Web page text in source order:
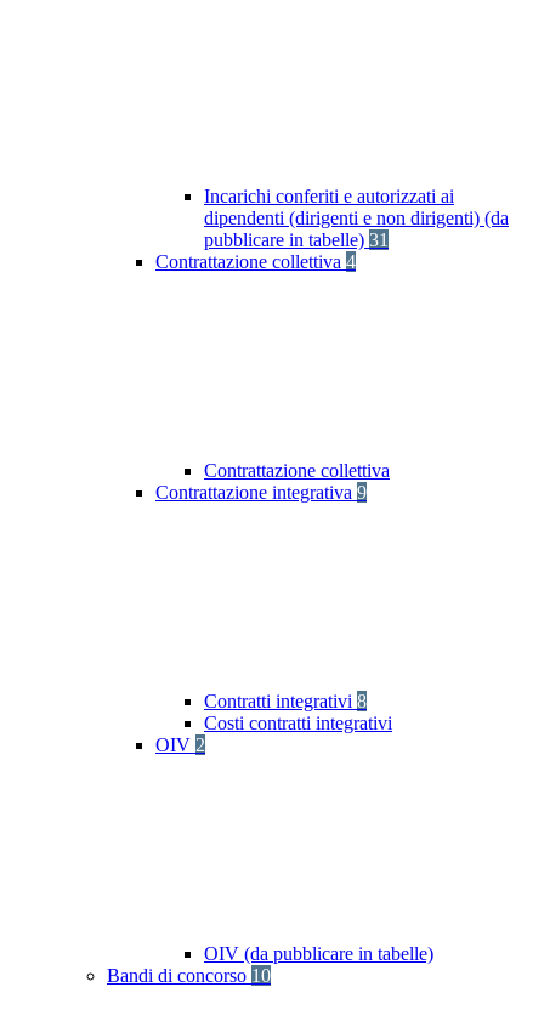
Incarichi conferiti e autorizzati ai
dipendenti (dirigenti e non dirigenti) (da
pubblicare in tabelle) 31
Contrattazione collettiva 4
Contrattazione collettiva
Contrattazione integrativa 9
Contratti integrativi 8
Costi contratti integrativi
OIV 2
OIV (da pubblicare in tabelle)
Bandi di concorso 10